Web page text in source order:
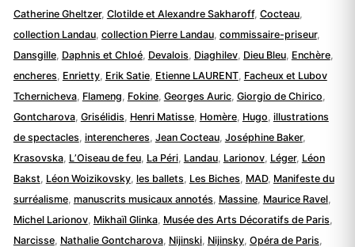
Catherine Gheltzer, Clotilde et Alexandre Sakharoff, Cocteau,
collection Landau, collection Pierre Landau, commissaire-priseur,
Dansgille, Daphnis et Chloé, Devalois Diaghilev, Dieu Bleu, Enchère,
encheres Enrietty, Erik Satie, Etienne LAURENT, Facheux et Lubov
Tchernicheva, Flameng Fokine, Georges Auric, Giorgio de Chirico
Gontcharova, Grisélidis Henri Matisse, Homère, Hugo illustrations
de spectacles interencheres Jean Cocteau, Joséphine Baker,
Krasovska, L’Oiseau de feu, La Péri, Landau, Larionov, Léger, Léon
Bakst Léon Woizikovsky, les ballets Les Biches MAD, Manifeste du
surréalisme, manuscrits musicaux annotés Massine, Maurice Ravel,
Michel Larionov, Mikhaïl Glinka, Musée des Arts Décoratifs de Paris
Narcisse, Nathalie Gontcharova, Nijinski, Nijinsky, Opéra de Paris